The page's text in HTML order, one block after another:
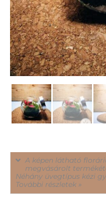
A képen látható
megvásárolt
Néhány üvegtípus kézi
További részletek »